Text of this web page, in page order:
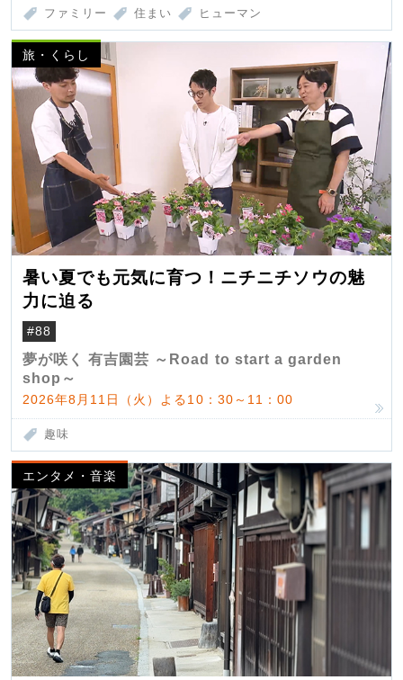
ファミリー 住まい ヒューマン
旅・くらし
暑い夏でも元気に育つ！ニチニチソウの魅
力に迫る
#88
夢が咲く 有吉園芸 ～Road to start a garden
shop～
2026年8月11日（火）よる10：30～11：00
趣味
エンタメ・音楽